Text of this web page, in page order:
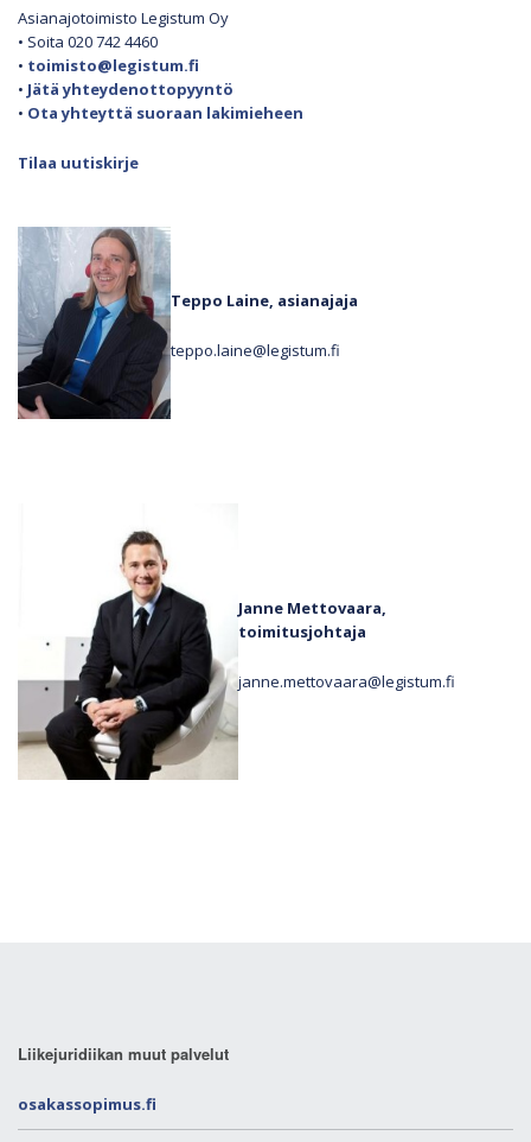
Asianajotoimisto Legistum Oy
• Soita 020 742 4460
• toimisto@legistum.fi
• Jätä yhteydenottopyyntö
• Ota yhteyttä suoraan lakimieheen
Tilaa uutiskirje
Teppo Laine, asianajaja
teppo.laine@legistum.fi
Janne Mettovaara,
toimitusjohtaja
janne.mettovaara@legistum.fi
Liikejuridiikan muut palvelut
osakassopimus.fi